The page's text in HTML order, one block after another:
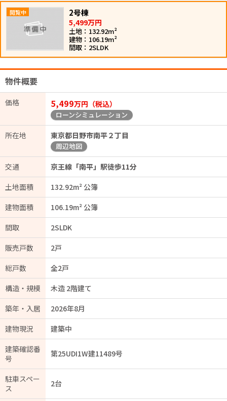
2号棟
5,499万円
土地：132.92m²
建物：106.19m²
間取：2SLDK
物件概要
価格 5,499万円（税込）
ローンシミュレーション
所在地 東京都日野市南平２丁目
周辺地図
交通
京王線「南平」駅徒歩11分
土地面積
132.92m² 公簿
建物面積
106.19m² 公簿
間取
2SLDK
販売戸数
2戸
総戸数
全2戸
構造・規模
木造 2階建て
築年・入居
2026年8月
建物現況
建築中
建築確認番
号
第25UDI1W建11489号
駐車スペー
ス
2台